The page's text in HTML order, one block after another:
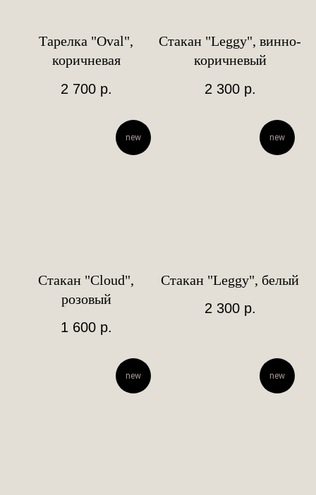
Тарелка "Oval",
коричневая
2 700 р.
Стакан "Leggy", винно-
коричневый
2 300 р.
new
Стакан "Cloud",
розовый
1 600 р.
new
Стакан "Leggy", белый
2 300 р.
new new